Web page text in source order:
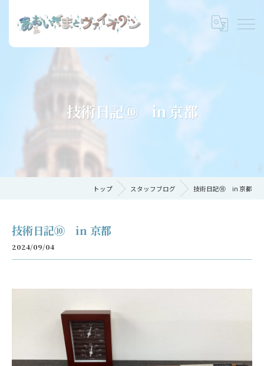
技術日記⑩ in 京都
トップ スタッフブログ 技術日記⑩ in 京都
技術日記⑩ in 京都
2024/09/04